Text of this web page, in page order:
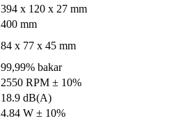
394 x 120 x 27 mm
400 mm
84 x 77 x 45 mm
99,99% bakar
2550 RPM ± 10%
18.9 dB(A)
4.84 W ± 10%